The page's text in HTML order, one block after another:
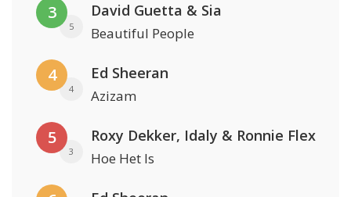
3
5
David Guetta & Sia
Beautiful People
4
4
Ed Sheeran
Azizam
5
3
Roxy Dekker, Idaly & Ronnie Flex
Hoe Het Is